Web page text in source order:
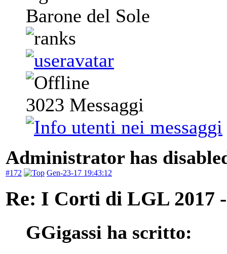
Barone del Sole
3023 Messaggi
Administrator has
#172 Gen-23-17 19:43:12
Re: I Corti di LGL 2017
GGigassi ha scritto: